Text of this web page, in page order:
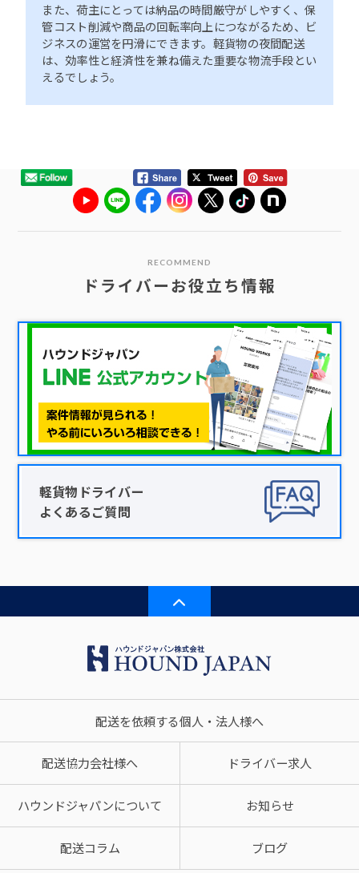
また、荷主にとっては納品の時間厳守がしやすく、保
管コスト削減や商品の回転率向上につながるため、ビ
ジネスの運営を円滑にできます。軽貨物の夜間配送
は、効率性と経済性を兼ね備えた重要な物流手段とい
えるでしょう。
RECOMMEND
ドライバーお役立ち情報
軽貨物ドライバー
よくあるご質問
配送を依頼する個人・法人様へ
配送協力会社様へ ドライバー求人
ハウンドジャパンについて お知らせ
配送コラム ブログ